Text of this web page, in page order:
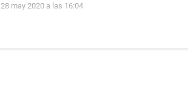
28 may 2020 a las 16:04